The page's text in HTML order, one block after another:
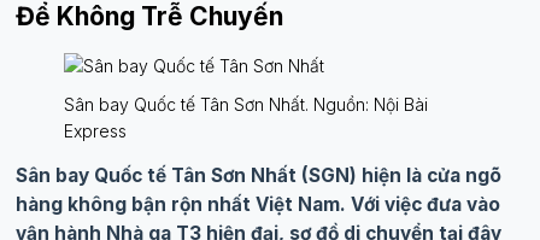
Để Không Trễ Chuyến
Sân bay Quốc tế Tân Sơn Nhất. Nguồn: Nội Bài
Express
Sân bay Quốc tế Tân Sơn Nhất (SGN) hiện là cửa ngõ
hàng không bận rộn nhất Việt Nam. Với việc đưa vào
vận hành Nhà ga T3 hiện đại, sơ đồ di chuyển tại đây